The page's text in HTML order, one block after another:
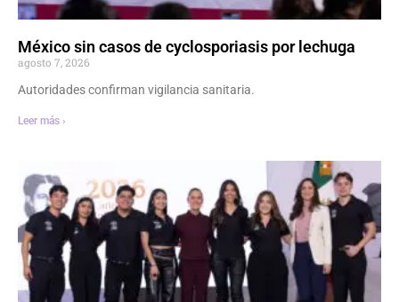
México sin casos de cyclosporiasis por lechuga
agosto 7, 2026
Autoridades confirman vigilancia sanitaria.
Leer más ›